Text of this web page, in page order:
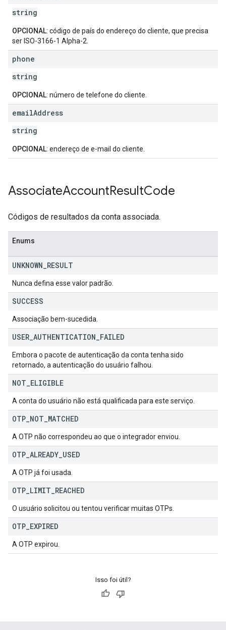
string
OPCIONAL: código de país do endereço do cliente, que precisa
ser ISO-3166-1 Alpha-2.
phone
string
OPCIONAL: número de telefone do cliente.
emailAddress
string
OPCIONAL: endereço de e-mail do cliente.
AssociateAccountResultCode
Códigos de resultados da conta associada.
Enums
UNKNOWN RESULT
Nunca defina esse valor padrão.
SUCCESS
Associação bem-sucedida.
USER AUTHENTICATION FAILED
Embora o pacote de autenticação da conta tenha sido
retornado, a autenticação do usuário falhou.
NOT ELIGIBLE
A conta do usuário não está qualificada para este serviço.
OTP NOT MATCHED
A OTP não correspondeu ao que o integrador enviou.
OTP ALREADY USED
A OTP já foi usada.
OTP LIMIT REACHED
O usuário solicitou ou tentou verificar muitas OTPs.
OTP EXPIRED
A OTP expirou.
Isso foi útil?